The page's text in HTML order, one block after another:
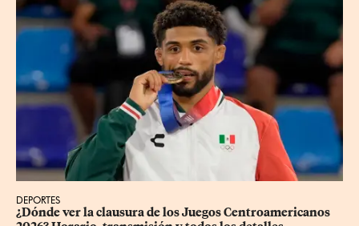
DEPORTES
¿Dónde ver la clausura de los Juegos Centroamericanos